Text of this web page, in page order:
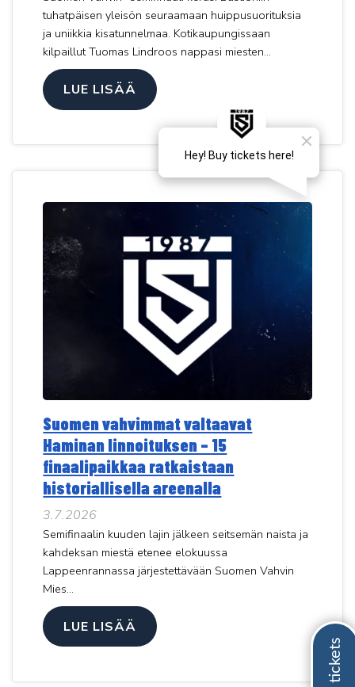
tuhatpäisen yleisön seuraamaan huippusuorituksia
ja uniikkia kisatunnelmaa. Kotikaupungissaan
kilpaillut Tuomas Lindroos nappasi miesten...
LUE LISÄÄ
Suomen vahvimmat valtaavat
Haminan linnoituksen – 15
finaalipaikkaa ratkaistaan
historiallisella areenalla
3.7.2026
Semifinaalin kuuden lajin jälkeen seitsemän naista ja
kahdeksan miestä etenee elokuussa
Lappeenrannassa järjestettävään Suomen Vahvin
Mies...
LUE LISÄÄ